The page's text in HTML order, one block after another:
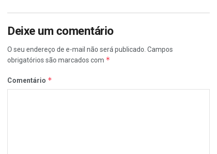
Deixe um comentário
O seu endereço de e-mail não será publicado. Campos
obrigatórios são marcados com *
Comentário *